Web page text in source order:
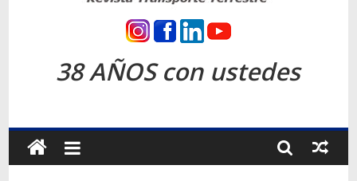
Revista
Transporte
Terrestre
38 AÑOS con ustedes